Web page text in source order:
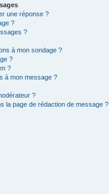
une réponse ?
?
?
à mon sondage ?
?
?
à mon message ?
?
la page de rédaction de message ?